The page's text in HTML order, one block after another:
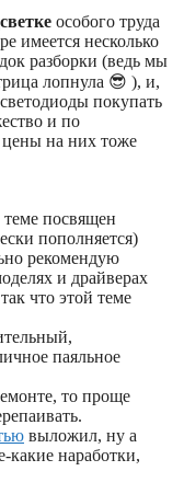
особого труда
имеется несколько
разборки (ведь мы
лопнула 😎 ), и,
покупать
и по
цены на них тоже
посвящен
пополняется)
рекомендую
и драйверах
что этой теме
паяльное
то проще
выложил, ну а
какие наработки,